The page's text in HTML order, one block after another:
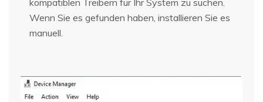
Wenn Sie es gefunden haben, installieren Sie es
manuell.